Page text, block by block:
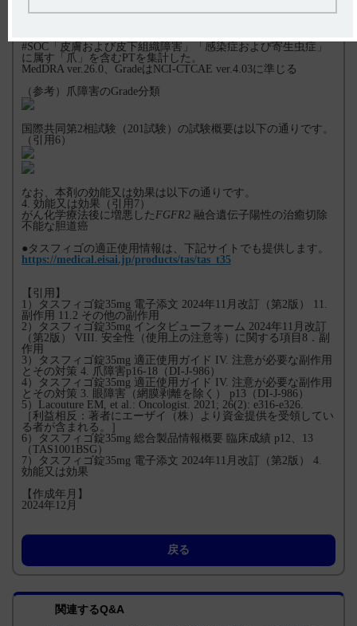
■副作用の転帰（回復・軽快）までの期間：国際共同第2相試験
#SOC「皮膚および皮下組織障害」「感染症および寄生虫症」
に属す「爪」を含むPTを集計した。
MedDRA ver.26.0、GradeはNCI-CTCAE ver.4.03に準じる
（参考）爪障害のGrade分類
国際共同第2相試験（201試験）の試験概要は以下の通りです。
（引用6）
なお、本剤の効能又は効果は以下の通りです。
4. 効能又は効果（引用7）
がん化学療法後に増悪したFGFR2 融合遺伝子陽性の治癒切除
不能な胆道癌
●タスフィゴの適正使用情報は、下記サイトでも提供します。
https://medical.eisai.jp/products/tas/tas_t35
【引用】
1）タスフィゴ錠35mg 電子添文 2024年11月改訂（第2版） 11.
副作用 11.2 その他の副作用
2）タスフィゴ錠35mg インタビューフォーム 2024年11月改訂
（第2版） VIII. 安全性（使用上の注意等）に関する項目8．副
作用
3）タスフィゴ錠35mg 適正使用ガイド IV. 注意が必要な副作用
とその対策 4. 爪障害p16-18（DI-J-986）
4）タスフィゴ錠35mg 適正使用ガイド IV. 注意が必要な副作用
とその対策 3. 眼障害（網膜剥離を除く） p13（DI-J-986）
5）Lacouture EM, et al.: Oncologist. 2021; 26(2): e316-e326.
［利益相反：著者にエーザイ（株）より資金提供を受領してい
る者が含まれる。］
6）タスフィゴ錠35mg 総合製品情報概要 臨床成績 p12、13
（TAS1001BSG）
7）タスフィゴ錠35mg 電子添文 2024年11月改訂（第2版） 4.
効能又は効果
【作成年月】
2024年12月
戻る
関連するQ&A